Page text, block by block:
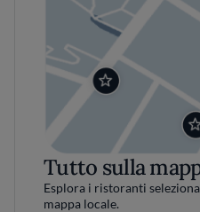
Tutto sulla
Esplora i ristoranti
mappa locale.